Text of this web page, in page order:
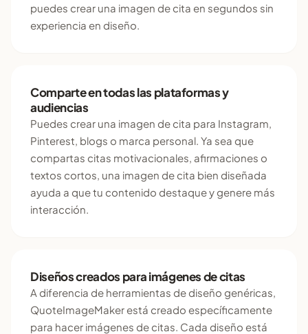
puedes crear una imagen de cita en segundos sin
experiencia en diseño.
Comparte en todas las plataformas y
audiencias
Puedes crear una imagen de cita para Instagram,
Pinterest, blogs o marca personal. Ya sea que
compartas citas motivacionales, afirmaciones o
textos cortos, una imagen de cita bien diseñada
ayuda a que tu contenido destaque y genere más
interacción.
Diseños creados para imágenes de citas
A diferencia de herramientas de diseño genéricas,
QuoteImageMaker está creado específicamente
para hacer imágenes de citas. Cada diseño está